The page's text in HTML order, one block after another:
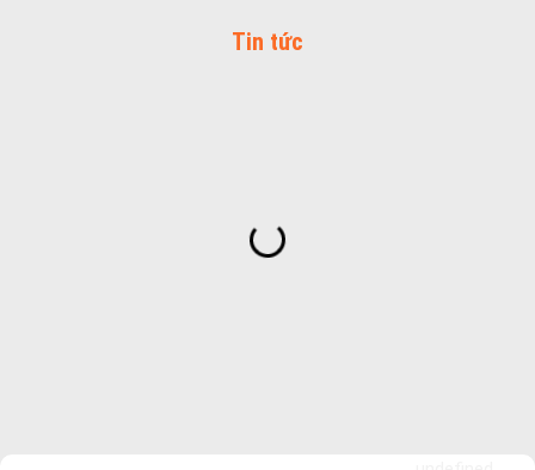
Tin tức